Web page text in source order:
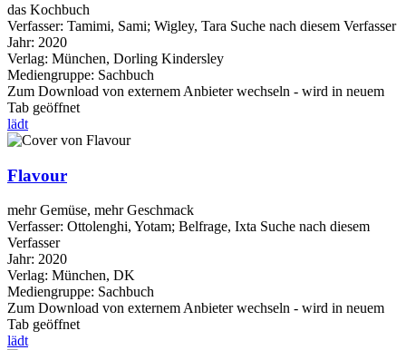
das Kochbuch
Verfasser: Tamimi, Sami; Wigley, Tara Suche nach diesem Verfasser
Jahr: 2020
Verlag: München, Dorling Kindersley
Mediengruppe: Sachbuch
Zum Download von externem Anbieter wechseln - wird in neuem
Tab geöffnet
lädt
Flavour
mehr Gemüse, mehr Geschmack
Verfasser: Ottolenghi, Yotam; Belfrage, Ixta Suche nach diesem
Verfasser
Jahr: 2020
Verlag: München, DK
Mediengruppe: Sachbuch
Zum Download von externem Anbieter wechseln - wird in neuem
Tab geöffnet
lädt